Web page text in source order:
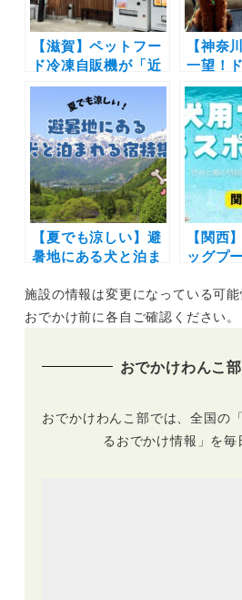
【滋賀】ペットフー
ド冷凍自販機が「近
江牛の駅」に登場！
犬用近江牛ジャーキ
ーの無料配布キャン
ペーン開催（期間限
定）
【神奈
一望！
ドリー
コハマ
ンター
ル ホテ
愛犬と
の味を
26日期
ン
【夏でも涼しい】避
暑地にある犬と泊ま
原や軽井沢・奥日光
や勝浦など8エリア
【関西
ッグプ
ドッグ
カフェ
施設の情報は変更になっている可能
おでかけ前に各自ご確認ください。
おでかけわんこ
おでかけわんこ部では、全国の
るおでかけ情報」を毎